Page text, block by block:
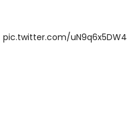
pic.twitter.com/uN9q6x5DW4